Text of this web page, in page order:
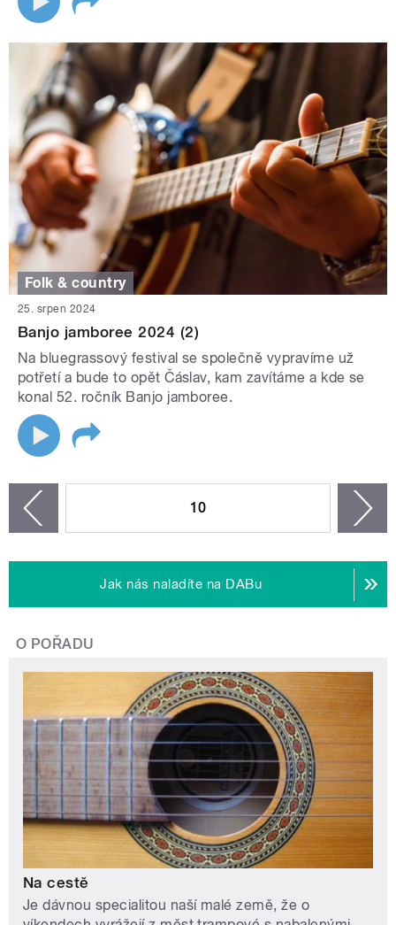
Folk & country
25. srpen 2024
Banjo jamboree 2024 (2)
Na bluegrassový festival se společně vypravíme už
potřetí a bude to opět Čáslav, kam zavítáme a kde se
konal 52. ročník Banjo jamboree.
10
Jak nás naladíte na DABu
O POŘADU
Na cestě
Je dávnou specialitou naší malé země, že o